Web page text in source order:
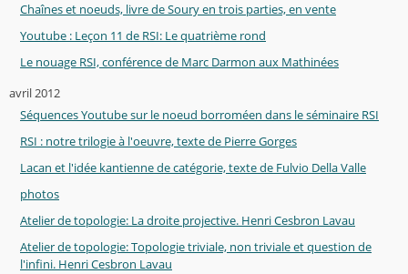
Chaînes et noeuds, livre de Soury en trois parties, en vente
Youtube : Leçon 11 de RSI: Le quatrième rond
Le nouage RSI, conférence de Marc Darmon aux Mathinées
avril 2012
Séquences Youtube sur le noeud borroméen dans le séminaire RSI
RSI : notre trilogie à l'oeuvre, texte de Pierre Gorges
Lacan et l'idée kantienne de catégorie, texte de Fulvio Della Valle
photos
Atelier de topologie: La droite projective. Henri Cesbron Lavau
Atelier de topologie: Topologie triviale, non triviale et question de
l'infini. Henri Cesbron Lavau